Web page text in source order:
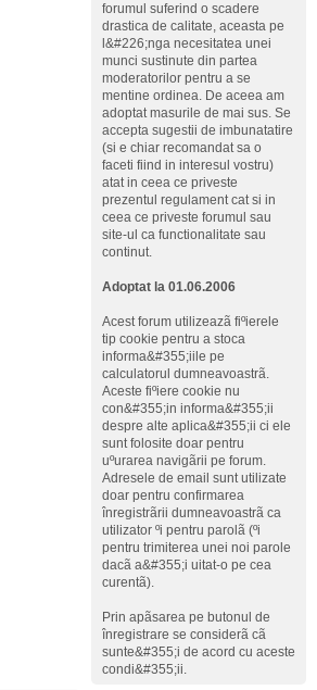
forumul suferind o scadere
drastica de calitate, aceasta pe
l&#226;nga necesitatea unei
munci sustinute din partea
moderatorilor pentru a se
mentine ordinea. De aceea am
adoptat masurile de mai sus. Se
accepta sugestii de imbunatatire
(si e chiar recomandat sa o
faceti fiind in interesul vostru)
atat in ceea ce priveste
prezentul regulament cat si in
ceea ce priveste forumul sau
site-ul ca functionalitate sau
continut.
Adoptat la 01.06.2006
Acest forum utilizeazã fiºierele
tip cookie pentru a stoca
informa&#355;iile pe
calculatorul dumneavoastrã.
Aceste fiºiere cookie nu
con&#355;in informa&#355;ii
despre alte aplica&#355;ii ci ele
sunt folosite doar pentru
uºurarea navigãrii pe forum.
Adresele de email sunt utilizate
doar pentru confirmarea
înregistrãrii dumneavoastrã ca
utilizator ºi pentru parolã (ºi
pentru trimiterea unei noi parole
dacã a&#355;i uitat-o pe cea
curentã).
Prin apãsarea pe butonul de
înregistrare se considerã cã
sunte&#355;i de acord cu aceste
condi&#355;ii.